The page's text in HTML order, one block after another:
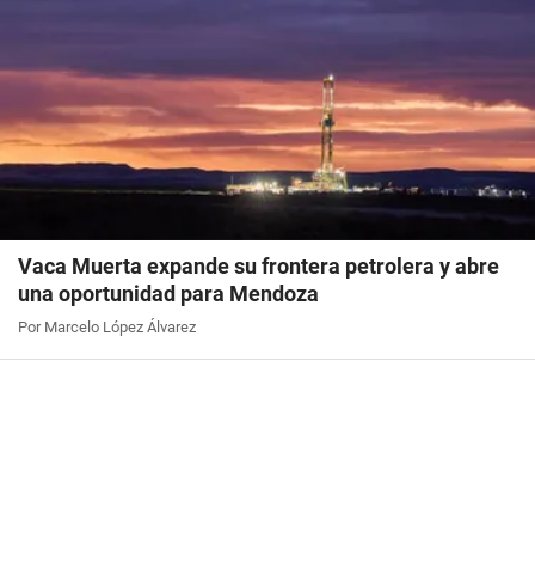
Vaca Muerta expande su frontera petrolera y abre
una oportunidad para Mendoza
Por Marcelo López Álvarez